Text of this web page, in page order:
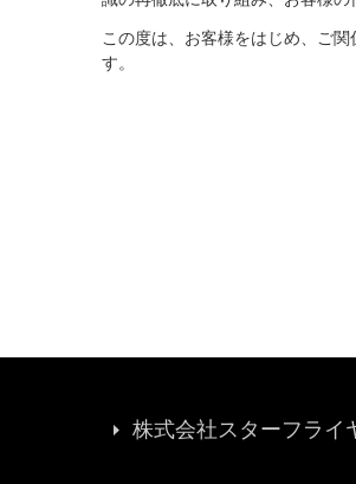
この度は、お客様をはじめ、ご
す。
株式会社スターフライ